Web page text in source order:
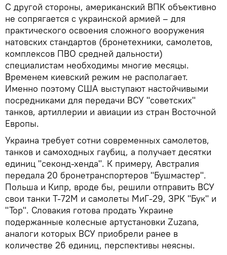
С другой стороны, американский ВПК объективно
не сопрягается с украинской армией – для
практического освоения сложного вооружения
натовских стандартов (бронетехники, самолетов,
комплексов ПВО средней дальности)
специалистам необходимы многие месяцы.
Временем киевский режим не располагает.
Именно поэтому США выступают настойчивыми
посредниками для передачи ВСУ "советских"
танков, артиллерии и авиации из стран Восточной
Европы.
Украина требует сотни современных самолетов,
танков и самоходных гаубиц, а получает десятки
единиц "секонд-хенда". К примеру, Австралия
передала 20 бронетранспортеров "Бушмастер".
Польша и Кипр, вроде бы, решили отправить ВСУ
свои танки Т-72М и самолеты МиГ-29, ЗРК "Бук" и
"Тор". Словакия готова продать Украине
подержанные колесные артустановки Zuzana,
аналоги которых ВСУ приобрели ранее в
количестве 26 единиц, перспективы неясны.